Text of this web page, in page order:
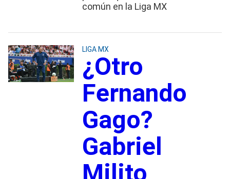
común en la Liga MX
LIGA MX
¿Otro
Fernando
Gago?
Gabriel
Milito